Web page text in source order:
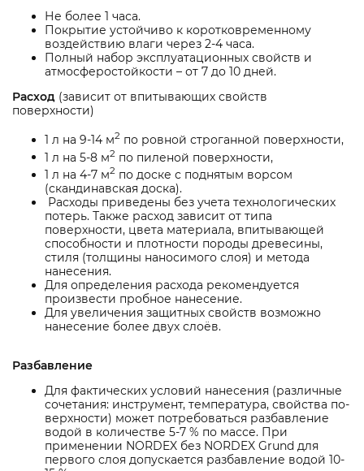
Не более 1 часа.
Покрытие устойчиво к коротковременному
воздействию влаги через 2-4 часа.
Полный набор эксплуатационных свойств и
атмосферостойкости – от 7 до 10 дней.
Расход (зависит от впитывающих свойств
поверхности)
1 л на 9-14 м2 по ровной строганной поверхности,
1 л на 5-8 м2 по пиленой поверхности,
1 л на 4-7 м2 по доске с поднятым ворсом
(скандинавская доска).
Расходы приведены без учета технологических
потерь. Также расход зависит от типа
поверхности, цвета материала, впитывающей
способности и плотности породы древесины,
стиля (толщины наносимого слоя) и метода
нанесения.
Для определения расхода рекомендуется
произвести пробное нанесение.
Для увеличения защитных свойств возможно
нанесение более двух слоёв.
Разбавление
Для фактических условий нанесения (различные
сочетания: инструмент, температура, свойства по-
верхности) может потребоваться разбавление
водой в количестве 5-7 % по массе. При
применении NORDEX без NORDEX Grund для
первого слоя допускается разбавление водой 10-